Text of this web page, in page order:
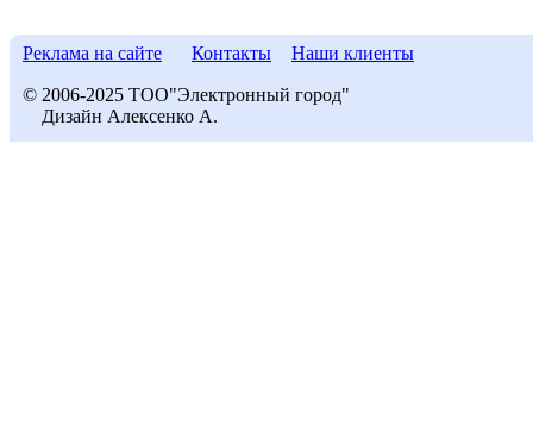
Реклама на сайте Контакты Наши клиенты
© 2006-2025 ТОО"Электронный город"
Дизайн Алексенко А.